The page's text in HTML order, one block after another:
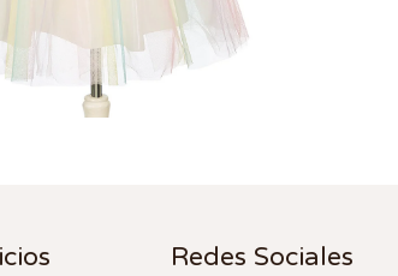
Redes Sociales